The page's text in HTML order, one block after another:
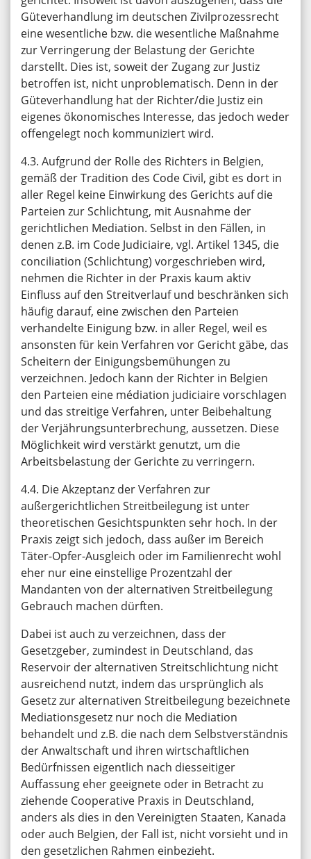
Güteverhandlung im deutschen Zivilprozessrecht
eine wesentliche bzw. die wesentliche Maßnahme
zur Verringerung der Belastung der Gerichte
darstellt. Dies ist, soweit der Zugang zur Justiz
betroffen ist, nicht unproblematisch. Denn in der
Güteverhandlung hat der Richter/die Justiz ein
eigenes ökonomisches Interesse, das jedoch weder
offengelegt noch kommuniziert wird.
4.3. Aufgrund der Rolle des Richters in Belgien,
gemäß der Tradition des Code Civil, gibt es dort in
aller Regel keine Einwirkung des Gerichts auf die
Parteien zur Schlichtung, mit Ausnahme der
gerichtlichen Mediation. Selbst in den Fällen, in
denen z.B. im Code Judiciaire, vgl. Artikel 1345, die
conciliation (Schlichtung) vorgeschrieben wird,
nehmen die Richter in der Praxis kaum aktiv
Einfluss auf den Streitverlauf und beschränken sich
häufig darauf, eine zwischen den Parteien
verhandelte Einigung bzw. in aller Regel, weil es
ansonsten für kein Verfahren vor Gericht gäbe, das
Scheitern der Einigungsbemühungen zu
verzeichnen. Jedoch kann der Richter in Belgien
den Parteien eine médiation judiciaire vorschlagen
und das streitige Verfahren, unter Beibehaltung
der Verjährungsunterbrechung, aussetzen. Diese
Möglichkeit wird verstärkt genutzt, um die
Arbeitsbelastung der Gerichte zu verringern.
4.4. Die Akzeptanz der Verfahren zur
außergerichtlichen Streitbeilegung ist unter
theoretischen Gesichtspunkten sehr hoch. In der
Praxis zeigt sich jedoch, dass außer im Bereich
Täter-Opfer-Ausgleich oder im Familienrecht wohl
eher nur eine einstellige Prozentzahl der
Mandanten von der alternativen Streitbeilegung
Gebrauch machen dürften.
Dabei ist auch zu verzeichnen, dass der
Gesetzgeber, zumindest in Deutschland, das
Reservoir der alternativen Streitschlichtung nicht
ausreichend nutzt, indem das ursprünglich als
Gesetz zur alternativen Streitbeilegung bezeichnete
Mediationsgesetz nur noch die Mediation
behandelt und z.B. die nach dem Selbstverständnis
der Anwaltschaft und ihren wirtschaftlichen
Bedürfnissen eigentlich nach diesseitiger
Auffassung eher geeignete oder in Betracht zu
ziehende Cooperative Praxis in Deutschland,
anders als dies in den Vereinigten Staaten, Kanada
oder auch Belgien, der Fall ist, nicht vorsieht und in
den gesetzlichen Rahmen einbezieht.